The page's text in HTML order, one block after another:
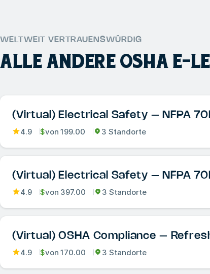
WELTWEIT VERTRAUENSWÜRDIG
ALLE ANDERE OSHA E-
(Virtual) Electrical Safety – NFPA
4.9 $von 199.00 3 Standorte
(Virtual) Electrical Safety – NFPA
4.9 $von 397.00 3 Standorte
(Virtual) OSHA Compliance –
4.9 $von 170.00 3 Standorte